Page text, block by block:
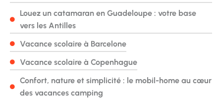
Louez un catamaran en Guadeloupe : votre base
vers les Antilles
Vacance scolaire à Barcelone
Vacance scolaire à Copenhague
Confort, nature et simplicité : le mobil-home au cœur
des vacances camping